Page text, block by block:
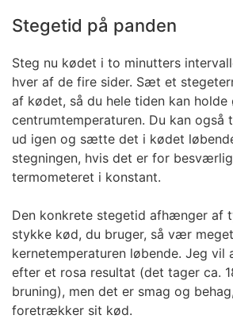
Stegetid på panden
Steg nu kødet i to minutters
hver af de fire sider. Sæt et
af kødet, så du hele tiden kan holde
centrumtemperaturen. Du kan også
ud igen og sætte det i kødet
stegningen, hvis det er for
termometeret i konstant.
Den konkrete stegetid afhænger af
stykke kød, du bruger, så vær
kernetemperaturen løbende. Jeg vil
efter et rosa resultat (det tager ca.
bruning), men det er smag og
foretrækker sit kød.